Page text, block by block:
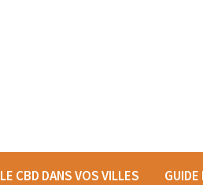
LE CBD DANS VOS VILLES GUIDE